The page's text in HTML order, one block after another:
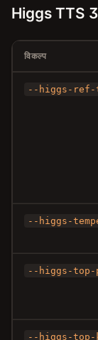
Higgs TTS 3
विकल्प
--higgs-ref-
--higgs-
--higgs-top-
--higgs-top-